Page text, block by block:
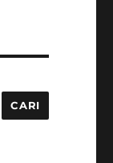
CARI